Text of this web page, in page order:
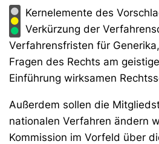
Kernelemente des
Verkürzung der
Verfahrensfristen für
Fragen des Rechts am
Einführung wirksamen
Außerdem sollen die
nationalen Verfahren ändern
Kommission im Vorfeld über